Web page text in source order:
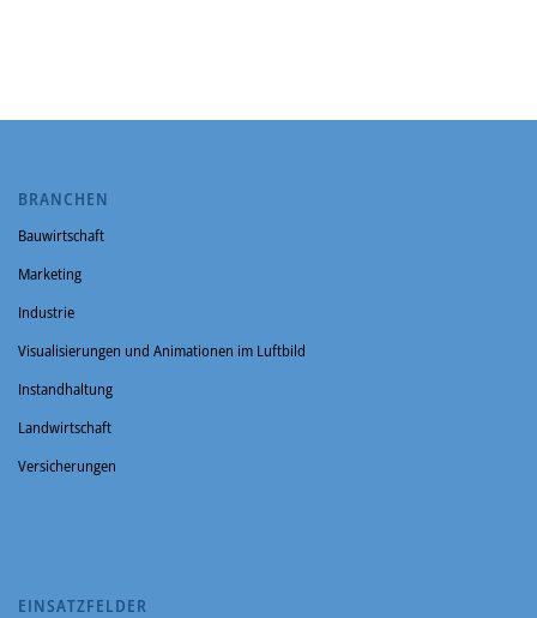
BRANCHEN
Bauwirtschaft
Marketing
Industrie
Visualisierungen und Animationen im Luftbild
Instandhaltung
Landwirtschaft
Versicherungen
EINSATZFELDER